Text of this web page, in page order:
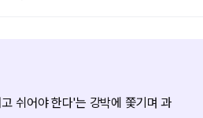
쉬어야 한다'는 강박에 쫓기며 과